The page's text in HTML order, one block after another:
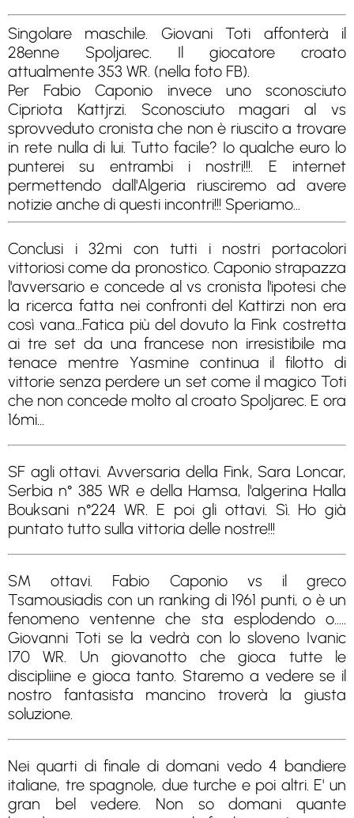
Singolare maschile. Giovani Toti affonterà il
28enne Spoljarec. Il giocatore croato
attualmente 353 WR. (nella foto FB).
Per Fabio Caponio invece uno sconosciuto
Cipriota Kattjrzi. Sconosciuto magari al vs
sprovveduto cronista che non è riuscito a trovare
in rete nulla di lui. Tutto facile? Io qualche euro lo
punterei su entrambi i nostri!!!. E internet
permettendo dall'Algeria riusciremo ad avere
notizie anche di questi incontri!!! Speriamo...
Conclusi i 32mi con tutti i nostri portacolori
vittoriosi come da pronostico. Caponio strapazza
l'avversario e concede al vs cronista l'ipotesi che
la ricerca fatta nei confronti del Kattirzi non era
così vana...Fatica più del dovuto la Fink costretta
ai tre set da una francese non irresistibile ma
tenace mentre Yasmine continua il filotto di
vittorie senza perdere un set come il magico Toti
che non concede molto al croato Spoljarec. E ora
16mi...
SF agli ottavi. Avversaria della Fink, Sara Loncar,
Serbia n° 385 WR e della Hamsa, l'algerina Halla
Bouksani n°224 WR. E poi gli ottavi. Sì. Ho già
puntato tutto sulla vittoria delle nostre!!!
SM ottavi. Fabio Caponio vs il greco
Tsamousiadis con un ranking di 1961 punti, o è un
fenomeno ventenne che sta esplodendo o.....
Giovanni Toti se la vedrà con lo sloveno Ivanic
170 WR. Un giovanotto che gioca tutte le
discipliine e gioca tanto. Staremo a vedere se il
nostro fantasista mancino troverà la giusta
soluzione.
Nei quarti di finale di domani vedo 4 bandiere
italiane, tre spagnole, due turche e poi altri. E' un
gran bel vedere. Non so domani quante